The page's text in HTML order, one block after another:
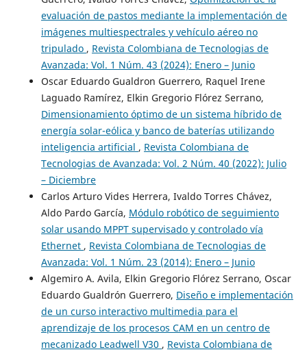
evaluación de pastos mediante la implementación de
imágenes multiespectrales y vehículo aéreo no
tripulado , Revista Colombiana de Tecnologias de
Avanzada: Vol. 1 Núm. 43 (2024): Enero – Junio
Oscar Eduardo Gualdron Guerrero, Raquel Irene
Laguado Ramírez, Elkin Gregorio Flórez Serrano,
Dimensionamiento óptimo de un sistema híbrido de
energía solar-eólica y banco de baterías utilizando
inteligencia artificial , Revista Colombiana de
Tecnologias de Avanzada: Vol. 2 Núm. 40 (2022): Julio
– Diciembre
Carlos Arturo Vides Herrera, Ivaldo Torres Chávez,
Aldo Pardo García, Módulo robótico de seguimiento
solar usando MPPT supervisado y controlado vía
Ethernet , Revista Colombiana de Tecnologias de
Avanzada: Vol. 1 Núm. 23 (2014): Enero – Junio
Algemiro A. Avila, Elkin Gregorio Flórez Serrano, Oscar
Eduardo Gualdrón Guerrero, Diseño e implementación
de un curso interactivo multimedia para el
aprendizaje de los procesos CAM en un centro de
mecanizado Leadwell V30 , Revista Colombiana de